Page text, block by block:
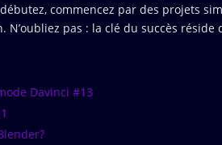
commencez par des projets
N’oubliez pas : la clé du succès
Davinci #13